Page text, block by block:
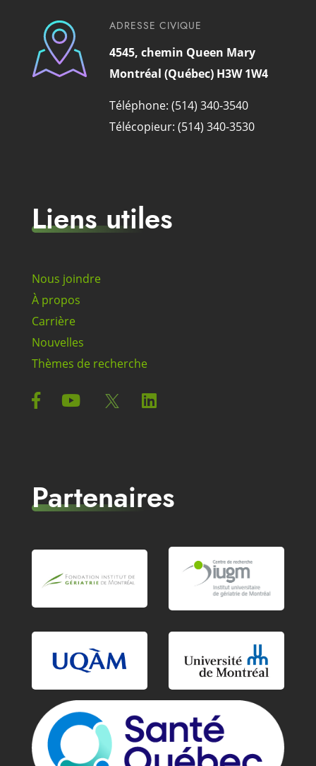
ADRESSE CIVIQUE
4545, chemin Queen Mary
Montréal (Québec) H3W 1W4
Téléphone: (514) 340-3540
Télécopieur: (514) 340-3530
Liens utiles
Nous joindre
À propos
Carrière
Nouvelles
Thèmes de recherche
Partenaires